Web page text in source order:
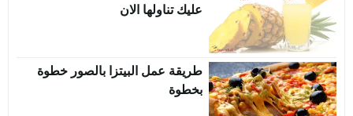
عليك تناولها الان
طريقة عمل البيتزا بالصور خطوة
بخطوة